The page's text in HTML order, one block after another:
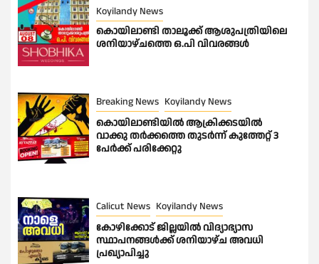
Koyilandy News
കൊയിലാണ്ടി താലൂക്ക് ആശുപത്രിയിലെ
ശനിയാഴ്ചത്തെ ഒ.പി വിവരങ്ങൾ
Breaking News Koyilandy News
കൊയിലാണ്ടിയിൽ ആക്രിക്കടയിൽ
വാക്കു തർക്കത്തെ തുടർന്ന് കുത്തേറ്റ് 3
പേർക്ക് പരിക്കേറ്റു
Calicut News Koyilandy News
കോഴിക്കോട് ജില്ലയിൽ വിദ്യാഭ്യാസ
സ്ഥാപനങ്ങൾക്ക് ശനിയാഴ്ച അവധി
പ്രഖ്യാപിച്ചു